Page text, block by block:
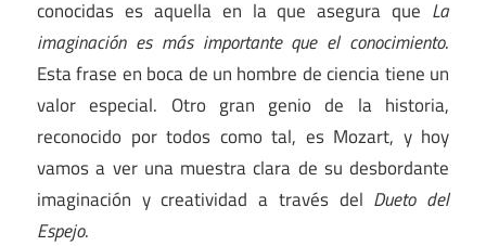
conocidas es aquella en la que asegura que La
imaginación es más importante que el conocimiento.
Esta frase en boca de un hombre de ciencia tiene un
valor especial. Otro gran genio de la historia,
reconocido por todos como tal, es Mozart, y hoy
vamos a ver una muestra clara de su desbordante
imaginación y creatividad a través del Dueto del
Espejo.